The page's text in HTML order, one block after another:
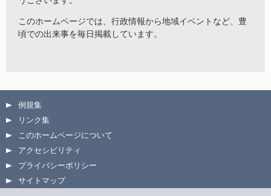
このホームページでは、行政情報から地域イベントなど、豊
頃での出来事を毎日掲載しています。
例規集
リンク集
このホームページについて
アクセシビリティ
プライバシーポリシー
サイトマップ